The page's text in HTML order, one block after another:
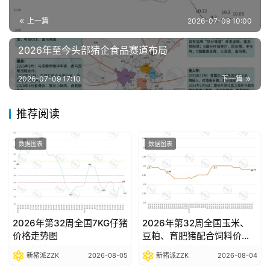
分
析
报
告
据
图
表
今
日
猪
价
上一篇 2026-07-09 10:00
2026年至今头部猪企食品赛道布局
下一篇
2026-07-09 17:10
推荐阅读
数据图表
2026年第32周全国7KG仔猪
价格走势图
新猪派ZZK 2026-08-05
数据图表
2026年第32周全国玉米、
豆粕、育肥猪配合饲料价格
走势图
新猪派ZZK 2026-08-04